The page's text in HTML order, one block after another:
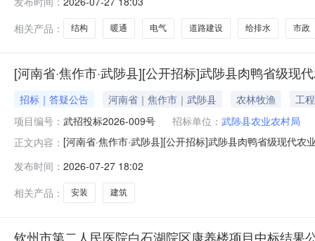
标人：芦溪县新泉乡人民政府序号项目名称该批次招标
项目新建4个避险搬迁安置点,建筑面积5749
相关产品：
结构 暖通 电气 道路建设 给排水 市政
[河南省·焦作市·武陟县][公开招标]武陟县肉鸭省级
招标｜答疑公告 河南省｜焦作市｜武陟县 农林牧渔
工程
项目编号： 武招投标2026-009号 招标单位： 武陟县农业农村局
正文内容： [河南省·焦作市·武陟县][公开招标]武陟县肉鸭省级现代
民曜工程咨询有限公司各投标单位：按照招标文件规定
发布时间： 2026-07-27 18:02
相关产品：
安装 建筑
钦州市第二人民医院白石湖院区康养楼项目中标结果